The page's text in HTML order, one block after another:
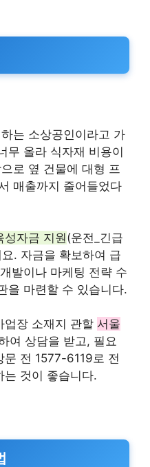
는 소상공인이라고 가
무 올라 식자재 비용이
로 옆 건물에 대형 프
매출까지 줄어들었다
성자금 지원(운전_긴급
. 자금을 확보하여 급
발이나 마케팅 전략 수
을 마련할 수 있습니다.
업장 소재지 관할 서울
여 상담을 받고, 필요
문 전 1577-6119로 전
는 것이 좋습니다.